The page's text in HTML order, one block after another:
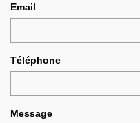
Email
Téléphone
Message